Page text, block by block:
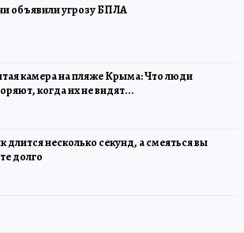
объявили угрозу БПЛА
камера на пляже Крыма: Что люди
когда их не видят...
длится несколько секунд, а смеяться вы
долго